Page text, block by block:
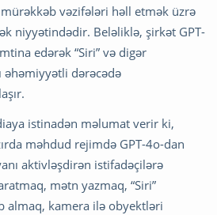
vəzifələri həll etmək üzrə
niyyətindədir. Beləliklə, şirkət GPT-
edərək “Siri” və digər
əhəmiyyətli dərəcədə
istinadən məlumat verir ki,
məhdud rejimdə GPT-4o-dan
aktivləşdirən istifadəçilərə
mətn yazmaq, “Siri”
almaq, kamera ilə obyektləri